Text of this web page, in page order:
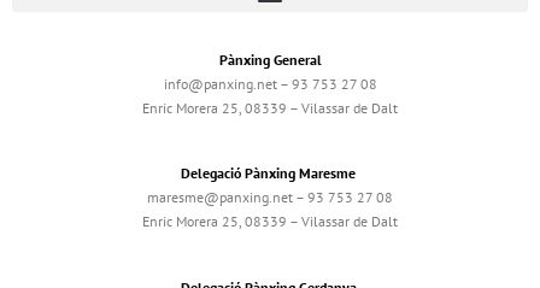
Pànxing General
info@panxing.net – 93 753 27 08
Enric Morera 25, 08339 – Vilassar de Dalt
Delegació Pànxing Maresme
maresme@panxing.net – 93 753 27 08
Enric Morera 25, 08339 – Vilassar de Dalt